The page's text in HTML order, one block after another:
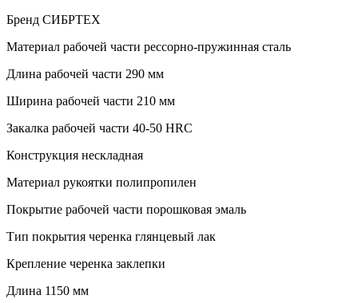
Бренд СИБРТЕХ
Материал рабочей части рессорно-пружинная сталь
Длина рабочей части 290 мм
Ширина рабочей части 210 мм
Закалка рабочей части 40-50 HRC
Конструкция нескладная
Материал рукоятки полипропилен
Покрытие рабочей части порошковая эмаль
Тип покрытия черенка глянцевый лак
Крепление черенка заклепки
Длина 1150 мм